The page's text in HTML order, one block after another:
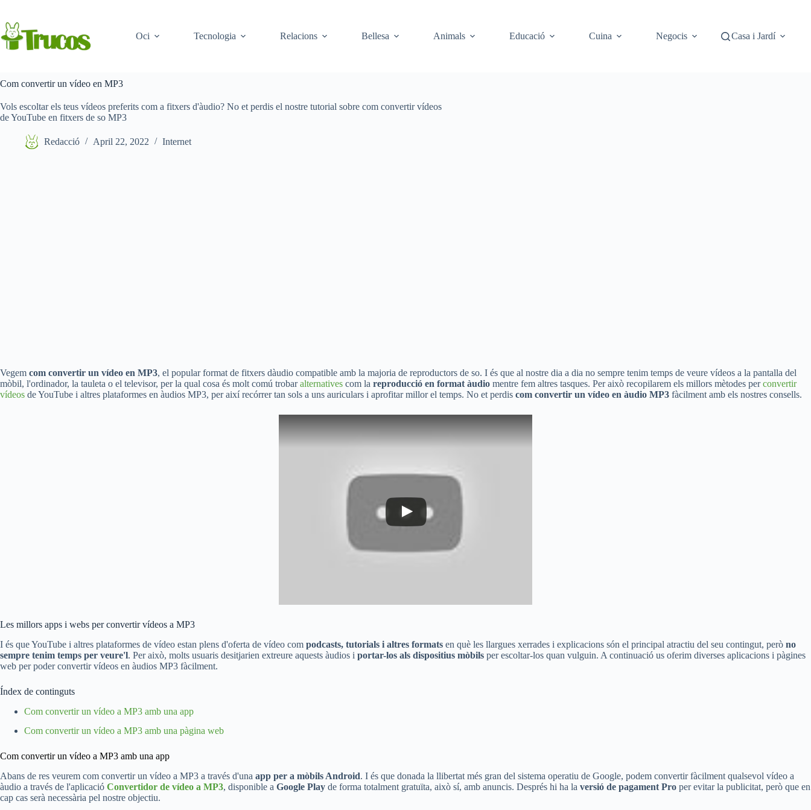
contingut
Oci
Tecnologia Relacions Bellesa Animals Educació Cuina Negocis Casa i Jardí
Com convertir un vídeo en MP3
Vols escoltar els teus vídeos preferits com a fitxers d'àudio? No et perdis el nostre tutorial sobre com convertir vídeos
de YouTube en fitxers de so MP3
Redacció April 22, 2022 Internet
Vegem com convertir un vídeo en MP3, el popular format de fitxers dàudio compatible amb la majoria de reproductors de so. I és que al nostre dia a dia no sempre tenim temps de veure vídeos a la pantalla del
mòbil, l'ordinador, la tauleta o el televisor, per la qual cosa és molt comú trobaralternatives com la reproducció en format àudio mentre fem altres tasques. Per això recopilarem els millors mètodes perconvertir
vídeos de YouTube i altres plataformes en àudios MP3, per així recórrer tan sols a uns auriculars i aprofitar millor el temps. No et perdis com convertir un vídeo en àudio MP3 fàcilment amb els nostres consells.
Les millors apps i webs per convertir vídeos a MP3
I és que YouTube i altres plataformes de vídeo estan plens d'oferta de vídeo com podcasts, tutorials i altres formats en què les llargues xerrades i explicacions són el principal atractiu del seu contingut, però no
sempre tenim temps per veure'l. Per això, molts usuaris desitjarien extreure aquests àudios i portar-los als dispositius mòbils per escoltar-los quan vulguin. A continuació us oferim diverses aplicacions i pàgines
web per poder convertir vídeos en àudios MP3 fàcilment.
Índex de continguts
Com convertir un vídeo a MP3 amb una app
Com convertir un vídeo a MP3 amb una pàgina web
Com convertir un vídeo a MP3 amb una app
Abans de res veurem com convertir un vídeo a MP3 a través d'una app per a mòbils Android. I és que donada la llibertat més gran del sistema operatiu de Google, podem convertir fàcilment qualsevol vídeo a
àudio a través de l'aplicació Convertidor de vídeo a MP3, disponible a Google Play de forma totalment gratuïta, això sí, amb anuncis. Després hi ha la versió de pagament Pro per evitar la publicitat, però que en
cap cas serà necessària pel nostre objectiu.